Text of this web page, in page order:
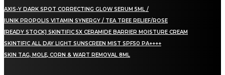
AXIS-Y DARK SPOT CORRECTING GLOW SERUM 5ML /
IUNIK PROPOLIS VITAMIN SYNERGY / TEA TREE RELIEF/ROSE
[READY STOCK] SKINTIFIC 5X CERAMIDE BARRIER MOISTURE CREAM
SKINTIFIC ALL DAY LIGHT SUNSCREEN MIST SPF50 PA++++
SKIN TAG, MOLE, CORN & WART REMOVAL 8ML